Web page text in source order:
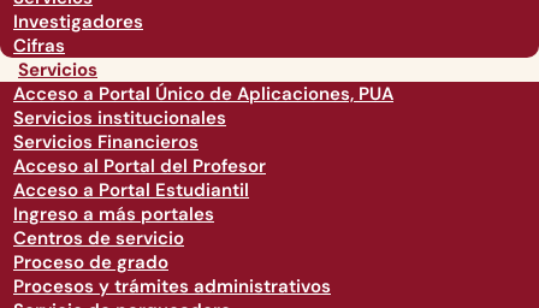
Investigadores
Cifras
Servicios
Acceso a Portal Único de Aplicaciones, PUA
Servicios institucionales
Servicios Financieros
Acceso al Portal del Profesor
Acceso a Portal Estudiantil
Ingreso a más portales
Centros de servicio
Proceso de grado
Procesos y trámites administrativos